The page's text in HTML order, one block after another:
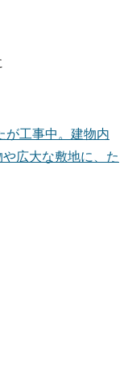
が工事中。建物内
広大な敷地に、た